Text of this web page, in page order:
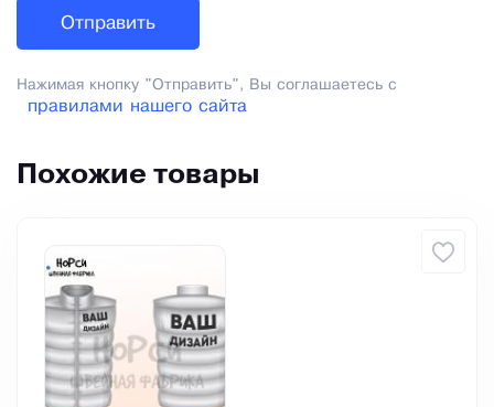
Нажимая кнопку "Отправить", Вы соглашаетесь с
правилами нашего сайта
Похожие товары